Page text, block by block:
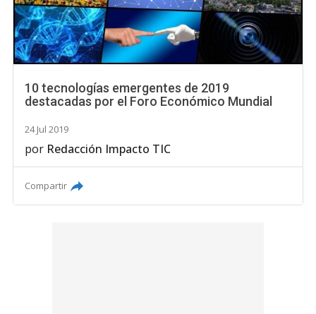
10 tecnologías emergentes de 2019
destacadas por el Foro Económico Mundial
24 Jul 2019
por Redacción Impacto TIC
Compartir